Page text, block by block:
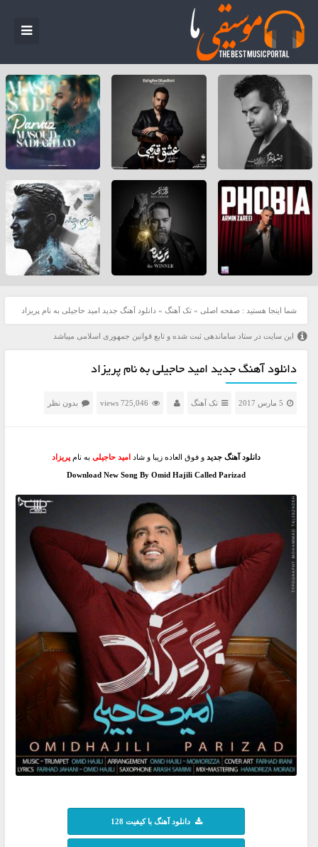
شما اینجا هستید : صفحه اصلی » تک آهنگ » دانلود آهنگ جدید امید حاجیلی به نام پریزاد
این سایت در ستاد ساماندهی ثبت شده و تابع قوانین جمهوری اسلامی میباشد
دانلود آهنگ جدید امید حاجیلی به نام پریزاد
5 مارس 2017 تک آهنگ 725,046 views بدون نظر
دانلود آهنگ جدیدو فوق العاده زیبا و شاد امید حاجیلیبه نام پریزاد
Download New Song By Omid Hajili Called Parizad
دانلود آهنگ با کیفیت 128